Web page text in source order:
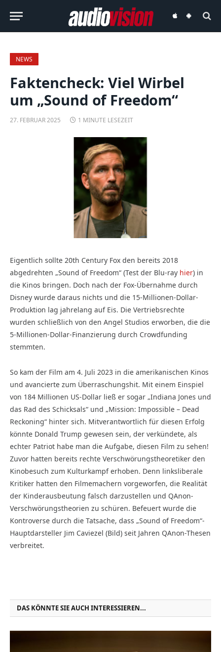
audiovisionaudiovision
NEWS
Faktencheck: Viel Wirbel
um „Sound of Freedom“
27. FEBRUAR 2025 1 MINUTE LESEZEIT
Eigentlich sollte 20th Century Fox den bereits 2018
abgedrehten „Sound of Freedom“ (Test der Blu-ray hier) in
die Kinos bringen. Doch nach der Fox-Übernahme durch
Disney wurde daraus nichts und die 15-Millionen-Dollar-
Produktion lag jahrelang auf Eis. Die Vertriebsrechte
wurden schließlich von den Angel Studios erworben, die die
5-Millionen-Dollar-Finanzierung durch Crowdfunding
stemmten.
So kam der Film am 4. Juli 2023 in die amerikanischen Kinos
und avancierte zum Überraschungshit. Mit einem Einspiel
von 184 Millionen US-Dollar ließ er sogar „Indiana Jones und
das Rad des Schicksals“ und „Mission: Impossible – Dead
Reckoning“ hinter sich. Mitverantwortlich für diesen Erfolg
könnte Donald Trump gewesen sein, der verkündete, als
echter Patriot habe man die Aufgabe, diesen Film zu sehen!
Zuvor hatten bereits rechte Verschwörungstheoretiker den
Kinobesuch zum Kulturkampf erhoben. Denn linksliberale
Kritiker hatten den Filmemachern vorgeworfen, die Realität
der Kinderausbeutung falsch darzustellen und QAnon-
Verschwörungstheorien zu schüren. Befeuert wurde die
Kontroverse durch die Tatsache, dass „Sound of Freedom“-
Hauptdarsteller Jim Caviezel (Bild) seit Jahren QAnon-Thesen
verbreitet.
DAS KÖNNTE SIE AUCH INTERESSIEREN...